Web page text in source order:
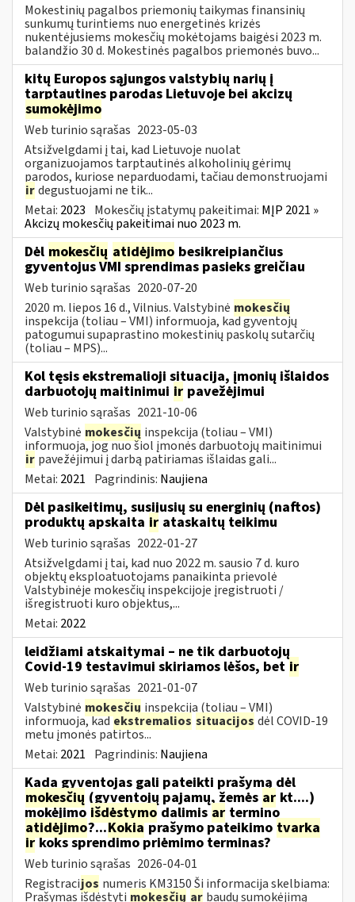
Mokestinių pagalbos priemonių taikymas finansinių
sunkumų turintiems nuo energetinės krizės
nukentėjusiems mokesčių mokėtojams baigėsi 2023 m.
balandžio 30 d. Mokestinės pagalbos priemonės buvo...
kitų Europos sąjungos valstybių narių į
tarptautines parodas Lietuvoje bei akcizų
sumokėjimo
Web turinio sąrašas 2023-05-03
Atsižvelgdami į tai, kad Lietuvoje nuolat
organizuojamos tarptautinės alkoholinių gėrimų
parodos, kuriose neparduodami, tačiau demonstruojami
irdegustuojami ne tik...
Metai: 2023 Mokesčių įstatymų pakeitimai: MĮP 2021 »
Akcizų mokesčių pakeitimai nuo 2023 m.
Dėl mokesčių atidėjimo besikreipiančius
gyventojus VMI sprendimas pasieks greičiau
Web turinio sąrašas 2020-07-20
2020 m. liepos 16 d., Vilnius. Valstybinė mokesčių
inspekcija (toliau – VMI) informuoja, kad gyventojų
patogumui supaprastino mokestinių paskolų sutarčių
(toliau – MPS)...
Kol tęsis ekstremalioji situacija, įmonių išlaidos
darbuotojų maitinimui ir pavežėjimui
Web turinio sąrašas 2021-10-06
Valstybinė mokesčių inspekcija (toliau – VMI)
informuoja, jog nuo šiol įmonės darbuotojų maitinimui
ir pavežėjimui į darbą patiriamas išlaidas gali...
Metai: 2021 Pagrindinis: Naujiena
Dėl pasikeitimų, susijusių su energinių (naftos)
produktų apskaita ir ataskaitų teikimu
Web turinio sąrašas 2022-01-27
Atsižvelgdami į tai, kad nuo 2022 m. sausio 7 d. kuro
objektų eksploatuotojams panaikinta prievolė
Valstybinėje mokesčių inspekcijoje įregistruoti /
išregistruoti kuro objektus,...
Metai: 2022
leidžiami atskaitymai – ne tik darbuotojų
Covid-19 testavimui skiriamos lėšos, bet ir
Web turinio sąrašas 2021-01-07
Valstybinė mokesčių inspekcija (toliau – VMI)
informuoja, kadekstremalios situacijos dėl COVID-19
metu įmonės patirtos...
Metai: 2021 Pagrindinis: Naujiena
Kada gyventojas gali pateikti prašymą dėl
mokesčių (gyventojų pajamų, žemės ar kt....)
mokėjimo išdėstymo dalimis ar termino
atidėjimo?...Kokiaprašymo pateikimo tvarka
irkoks sprendimo priėmimo terminas?
Web turinio sąrašas 2026-04-01
Registracijos numeris KM3150 Ši informacija skelbiama:
Prašymas išdėstyti mokesčių ar baudų sumokėjimą